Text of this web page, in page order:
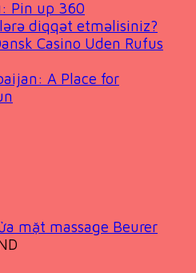
Pin up 360
diqqət etməlisiniz?
Casino Uden Rufus
A Place for
mặt massage Beurer